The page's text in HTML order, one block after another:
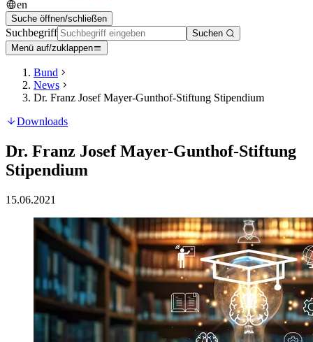
en
Suche öffnen/schließen
Suchbegriff
Suchen
Menü auf/zuklappen
Bund
News
Dr. Franz Josef Mayer-Gunthof-Stiftung Stipendium
Downloads
Dr. Franz Josef Mayer-Gunthof-Stiftung
Stipendium
15.06.2021